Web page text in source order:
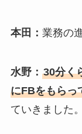
本田： 業務の
水野： 30分く
にFBをもらっ
ていきました。